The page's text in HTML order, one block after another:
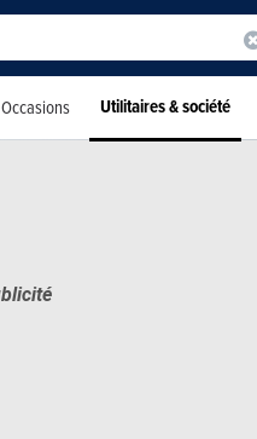
Occasions Utilitaires & société